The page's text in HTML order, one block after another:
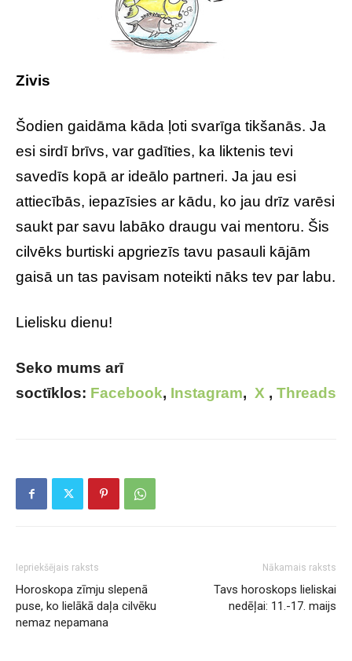
Zivis
Šodien gaidāma kāda ļoti svarīga tikšanās. Ja
esi sirdī brīvs, var gadīties, ka liktenis tevi
savedīs kopā ar ideālo partneri. Ja jau esi
attiecībās, iepazīsies ar kādu, ko jau drīz varēsi
saukt par savu labāko draugu vai mentoru. Šis
cilvēks burtiski apgriezīs tavu pasauli kājām
gaisā un tas pavisam noteikti nāks tev par labu.
Lielisku dienu!
Seko mums arī
soctīklos: Facebook, Instagram, X , Threads
Iepriekšējais raksts
Horoskopa zīmju slepenā
puse, ko lielākā daļa cilvēku
nemaz nepamana
Nākamais raksts
Tavs horoskops lieliskai
nedēļai: 11.-17. maijs